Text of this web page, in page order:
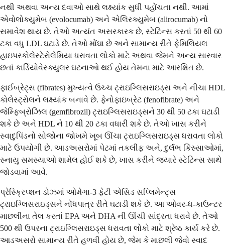
નથી અથવા અન્ય દવાઓ સાથે લક્ષ્યાંક સુધી પહોંચતા નથી. આમાં
એવોલોક્યુમેબ (evolocumab) અને એલિરક્યુમેબ (alirocumab) નો
સમાવેશ થાય છે. તેઓ અત્યંત અસરકારક છે, સ્ટેટિન્સ કરતાં 50 થી 60
ટકા વધુ LDL ઘટાડે છે. તેઓ મોંઘા છે અને સામાન્ય રીતે ફેમિલિયલ
હાઇપરકોલેસ્ટેરોલેમિયા ધરાવતા લોકો માટે અથવા જેમને અન્ય સારવાર
છતાં કાર્ડિયોવેસ્ક્યુલર ઘટનાઓ થઈ હોય તેમના માટે આરક્ષિત છે.
ફાઈબ્રેટ્સ (fibrates) મુખ્યત્વે ઉચ્ચ ટ્રાઇગ્લિસરાઇડ્સ અને નીચા HDL
કોલેસ્ટ્રોલને લક્ષ્યાંક બનાવે છે. ફેનોફાઇબ્રેટ (fenofibrate) અને
જેમ્ફિબ્રોઝિલ (gemfibrozil) ટ્રાઇગ્લિસરાઇડ્સને 30 થી 50 ટકા ઘટાડી
શકે છે અને HDL ને 10 થી 20 ટકા વધારી શકે છે. તેઓ ખાસ કરીને
સ્વાદુપિંડનો સોજોના જોખમે ખૂબ ઊંચા ટ્રાઇગ્લિસરાઇડ્સ ધરાવતા લોકો
માટે ઉપયોગી છે. આડઅસરોમાં પેટમાં તકલીફ અને, દુર્લભ કિસ્સાઓમાં,
સ્નાયુ સમસ્યાઓ શામેલ હોઈ શકે છે, ખાસ કરીને જ્યારે સ્ટેટિન્સ સાથે
જોડવામાં આવે.
પ્રેસ્ક્રિપ્શન ડોઝમાં ઓમેગા-3 ફેટી એસિડ સપ્લિમેન્ટ્સ
ટ્રાઇગ્લિસરાઇડ્સને નોંધપાત્ર રીતે ઘટાડી શકે છે. આ ઓવર-ધ-કાઉન્ટર
માછલીના તેલ કરતાં EPA અને DHA ની ઊંચી સાંદ્રતા ધરાવે છે. તેઓ
500 થી ઉપરના ટ્રાઇગ્લિસરાઇડ્સ ધરાવતા લોકો માટે શ્રેષ્ઠ કાર્ય કરે છે.
આડઅસરો સામાન્ય રીતે હળવી હોય છે, જેમ કે માછલી જેવો સ્વાદ